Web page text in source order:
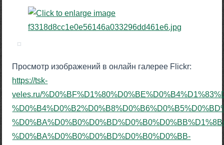
Просмотр изображений в онлайн галерее Flickr:
https://tsk-
veles.ru/
%D0%BA%D0%B0%D0%BD%D0%B0%D0%BB-